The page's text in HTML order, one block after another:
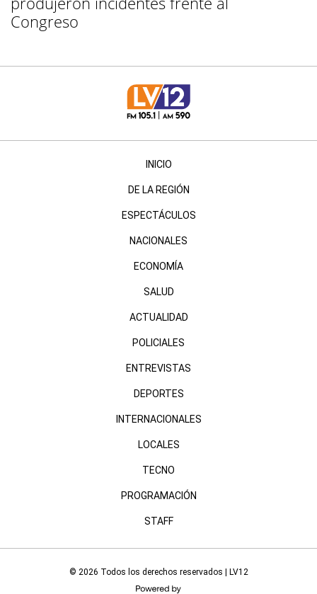
Congreso
INICIO
DE LA REGIÓN
ESPECTÁCULOS
NACIONALES
ECONOMÍA
SALUD
ACTUALIDAD
POLICIALES
ENTREVISTAS
DEPORTES
INTERNACIONALES
LOCALES
TECNO
PROGRAMACIÓN
STAFF
© 2026 Todos los derechos reservados | LV12